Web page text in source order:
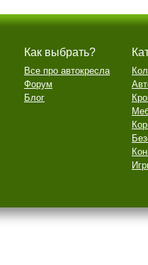
Как выбрать?
Все про автокресла
Форум
Блог